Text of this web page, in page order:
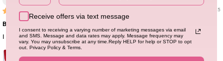
01/21/25
Beautiful Chocolate Reddish Brown Wig!
I love my Chocolate Reddish Brown Wig! I get wonderful compliments!
Receive offers via text message
I consent to receiving a varying number of marketing messages via email
and SMS. Message and data rates may apply. Message frequency may
vary. You may unsubscribe at any time.Reply HELP for help or STOP to opt
out. Privacy Policy & Terms.